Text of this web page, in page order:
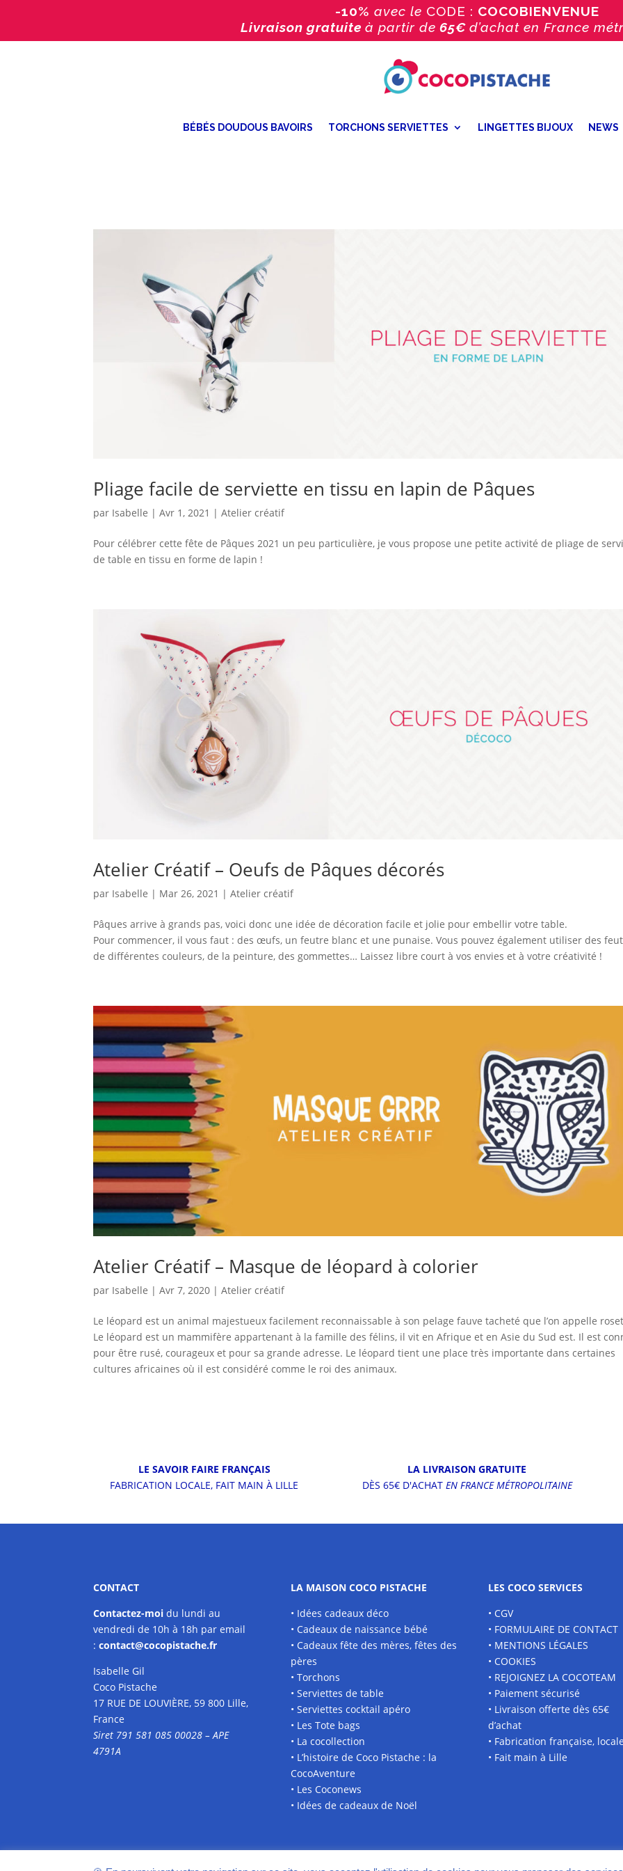
-10% avec le CODE : COCOBIENVENUE
Livraison gratuite à partir de 65€ d’achat en France
BÉBÉS DOUDOUS BAVOIRS TORCHONS SERVIETTES LINGETTES BIJOUX NEWS
Pliage facile de serviette en tissu en lapin de Pâques
par Isabelle |Avr 1, 2021 |Atelier créatif
Pour célébrer cette fête de Pâques 2021 un peu particulière, je vous propose une petite activité de pliage de
de table en tissu en forme de lapin !
Atelier Créatif – Oeufs de Pâques décorés
par Isabelle | Mar 26, 2021 |Atelier créatif
Pâques arrive à grands pas, voici donc une idée de décoration facile et jolie pour embellir votre table.
Pour commencer, il vous faut : des œufs, un feutre blanc et une punaise. Vous pouvez également utiliser des
de différentes couleurs, de la peinture, des gommettes… Laissez libre court à vos envies et à votre créativité !
Atelier Créatif – Masque de léopard à colorier
par Isabelle |Avr 7, 2020 |Atelier créatif
Le léopard est un animal majestueux facilement reconnaissable à son pelage fauve tacheté que l’on appelle
Le léopard est un mammifère appartenant à la famille des félins, il vit en Afrique et en Asie du Sud est. Il est
pour être rusé, courageux et pour sa grande adresse. Le léopard tient une place très importante dans certaines
cultures africaines où il est considéré comme le roi des animaux.
LE SAVOIR FAIRE FRANÇAIS
FABRICATION LOCALE, FAIT MAIN À LILLE
LA LIVRAISON GRATUITE
DÈS 65€ D'ACHAT EN FRANCE MÉTROPOLITAINE
CONTACT
Contactez-moi du lundi au
vendredi de 10h à 18h paremail
:contact@cocopistache.fr
Isabelle Gil
Coco Pistache
17 RUE DE LOUVIÈRE, 59 800 Lille,
France
Siret 791 581 085 00028 – APE
4791A
LA MAISON COCO PISTACHE
• Idées cadeaux déco
• Cadeaux de naissance bébé
• Cadeaux fête des mères, fêtes des
pères
• Torchons
• Serviettes de table
• Serviettes cocktail apéro
• Les Tote bags
• La cocollection
• L’histoire de Coco Pistache : la
CocoAventure
• Les Coconews
• Idées de cadeaux de Noël
LES COCO SERVICES
• CGV
• FORMULAIRE DE CONTACT
• MENTIONS LÉGALES
• COOKIES
• REJOIGNEZ LA COCOTEAM
• Paiement sécurisé
• Livraison offerte dès 65€
d’achat
• Fabrication française,
• Fait main à Lille